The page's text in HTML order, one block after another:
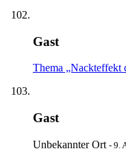
Gast
Thema „Nackteffekt
Gast
Unbekannter Ort - 9.